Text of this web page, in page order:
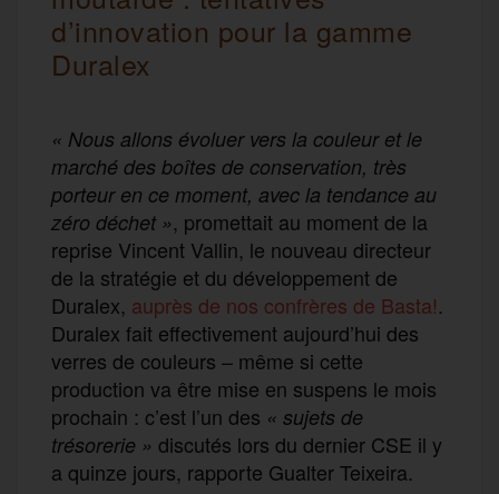
d’innovation pour la gamme
Duralex
« Nous allons évoluer vers la couleur et le
marché des boîtes de conservation, très
porteur en ce moment, avec la tendance au
zéro déchet », promettait au moment de la
reprise Vincent Vallin, le nouveau directeur
de la stratégie et du développement de
Duralex, auprès de nos confrères de Basta!.
Duralex fait effectivement aujourd’hui des
verres de couleurs – même si cette
production va être mise en suspens le mois
prochain : c’est l’un des « sujets de
trésorerie » discutés lors du dernier CSE il y
a quinze jours, rapporte Gualter Teixeira.